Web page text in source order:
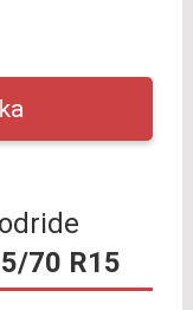
70 R15